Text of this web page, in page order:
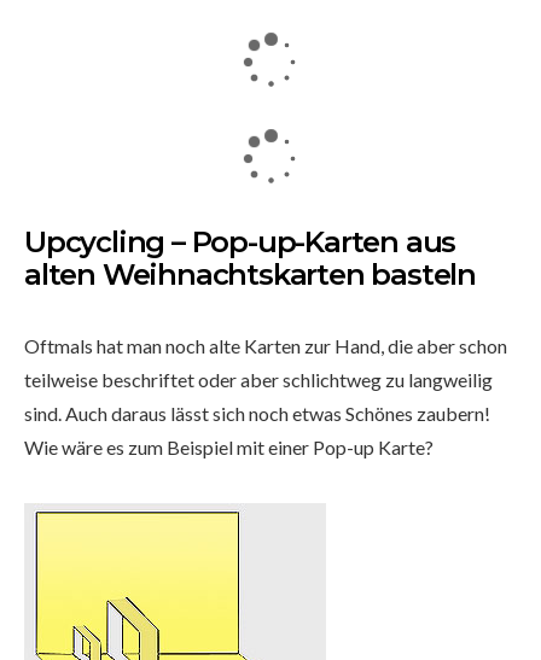
Upcycling – Pop-up-Karten aus
alten Weihnachtskarten basteln
Oftmals hat man noch alte Karten zur Hand, die aber schon
teilweise beschriftet oder aber schlichtweg zu langweilig
sind. Auch daraus lässt sich noch etwas Schönes zaubern!
Wie wäre es zum Beispiel mit einer Pop-up Karte?